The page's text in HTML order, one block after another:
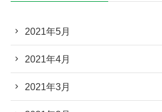
2021年5月
2021年4月
2021年3月